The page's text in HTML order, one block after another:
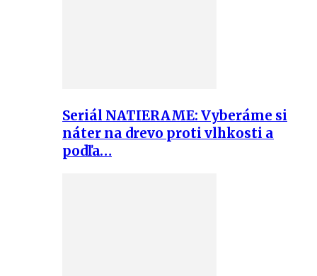
Seriál NATIERAME: Vyberáme si
náter na drevo proti vlhkosti a
podľa…